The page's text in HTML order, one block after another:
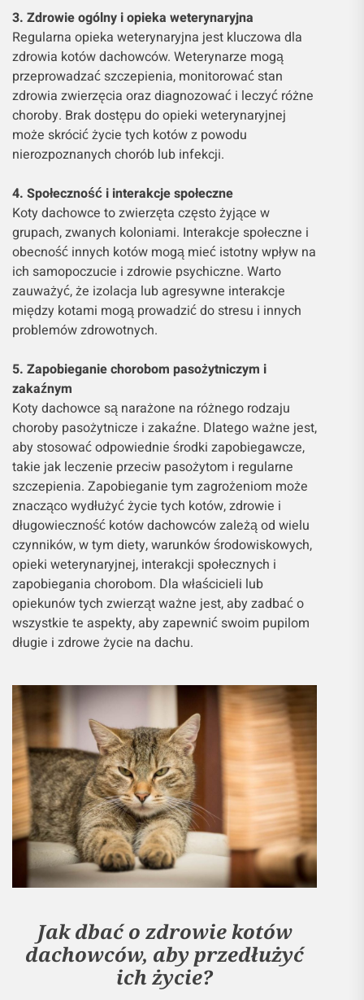
3. Zdrowie ogólny i opieka weterynaryjna
Regularna opieka weterynaryjna jest kluczowa dla
zdrowia kotów dachowców. Weterynarze mogą
przeprowadzać szczepienia, monitorować stan
zdrowia zwierzęcia oraz diagnozować i leczyć różne
choroby. Brak dostępu do opieki weterynaryjnej
może skrócić życie tych kotów z powodu
nierozpoznanych chorób lub infekcji.
4. Społeczność i interakcje społeczne
Koty dachowce to zwierzęta często żyjące w
grupach, zwanych koloniami. Interakcje społeczne i
obecność innych kotów mogą mieć istotny wpływ na
ich samopoczucie i zdrowie psychiczne. Warto
zauważyć, że izolacja lub agresywne interakcje
między kotami mogą prowadzić do stresu i innych
problemów zdrowotnych.
5. Zapobieganie chorobom pasożytniczym i
zakaźnym
Koty dachowce są narażone na różnego rodzaju
choroby pasożytnicze i zakaźne. Dlatego ważne jest,
aby stosować odpowiednie środki zapobiegawcze,
takie jak leczenie przeciw pasożytom i regularne
szczepienia. Zapobieganie tym zagrożeniom może
znacząco wydłużyć życie tych kotów, zdrowie i
długowieczność kotów dachowców zależą od wielu
czynników, w tym diety, warunków środowiskowych,
opieki weterynaryjnej, interakcji społecznych i
zapobiegania chorobom. Dla właścicieli lub
opiekunów tych zwierząt ważne jest, aby zadbać o
wszystkie te aspekty, aby zapewnić swoim pupilom
długie i zdrowe życie na dachu.
Jak dbać o zdrowie kotów
dachowców, aby przedłużyć
ich życie?